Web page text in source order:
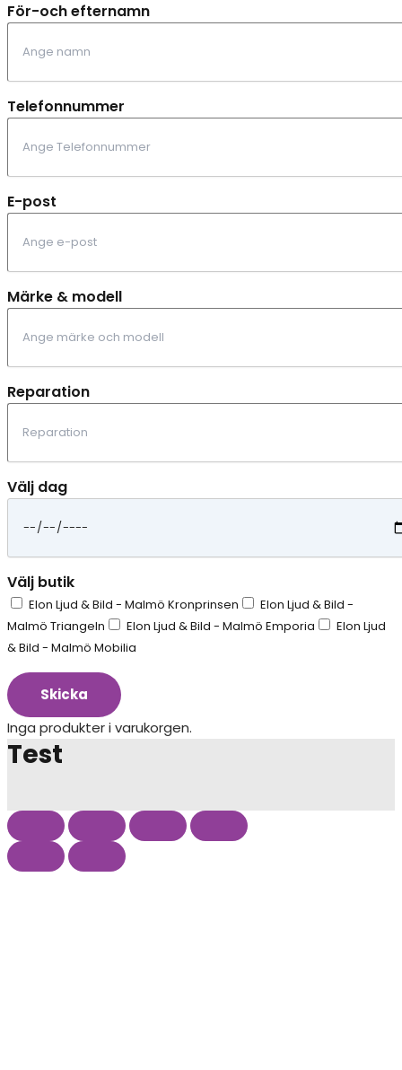
För-och efternamn
Telefonnummer
E-post
Märke & modell
Reparation
Välj dag
Välj butik
Elon Ljud & Bild - Malmö Kronprinsen
Elon Ljud & Bild -
Malmö Triangeln
Elon Ljud & Bild - Malmö Emporia
Elon Ljud
& Bild - Malmö Mobilia
Skicka
Inga produkter i varukorgen.
Test